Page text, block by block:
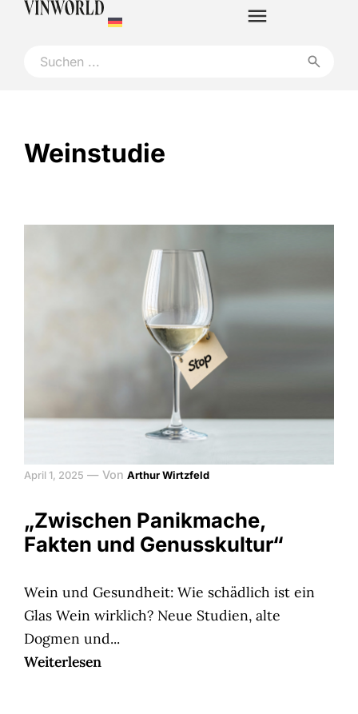
Weinstudie
April 1, 2025 — Von Arthur Wirtzfeld
„Zwischen Panikmache,
Fakten und Genusskultur“
Wein und Gesundheit: Wie schädlich ist ein
Glas Wein wirklich? Neue Studien, alte
Dogmen und...
Weiterlesen